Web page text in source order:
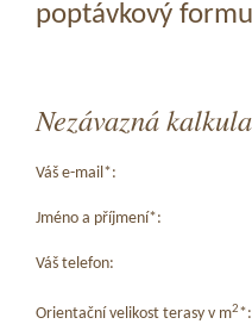
poptávkový
Nezávazná
Váš e-mail*:
Jméno a příjmení*:
Váš telefon:
Orientační velikost terasy v m2*: